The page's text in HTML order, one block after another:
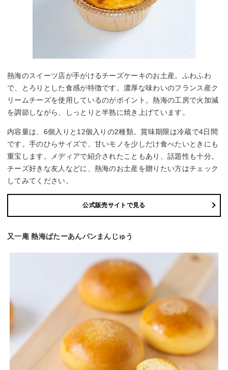
熱海のスイーツ店が手がけるチーズケーキのお土産。ふわふわ
で、とろりとした食感が特徴です。濃厚な味わいのフランス産ク
リームチーズを使用しているのがポイント。熱海の工房で火加減
を調節しながら、しっとりと半熟に焼き上げています。
内容量は、6個入りと12個入りの2種類。賞味期限は冷蔵で4日間
です。手のひらサイズで、甘いモノを少しだけ食べたいときにも
重宝します。メディアで紹介されたこともあり、話題性も十分。
チーズ好きな友人などに、熱海のお土産を贈りたい方はチェック
してみてください。
公式販売サイトで見る
又一庵 熱海ばたーあんパンまんじゅう